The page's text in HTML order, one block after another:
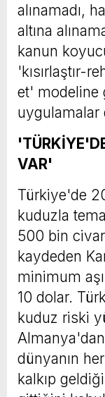
alınamadı,
altına
kanun
'kısırlaştır-
et' modeline
uygulamalar
VAR'
Türkiye'de
kuduzla
500 bin
kaydeden
minimum aşı
10 dolar.
kuduz riski
dünyanın
kalkıp